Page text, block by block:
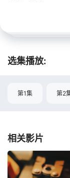
选集播放:
第1集 第2
相关影片